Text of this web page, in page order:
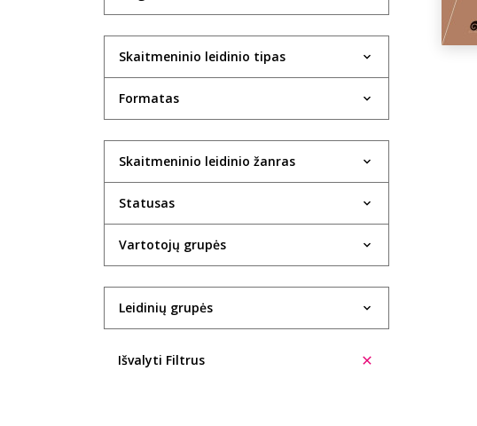
Skaitmeninio leidinio tipas
Formatas
Skaitmeninio leidinio žanras
Statusas
Vartotojų grupės
Leidinių grupės
Išvalyti Filtrus